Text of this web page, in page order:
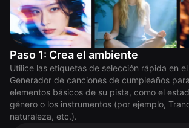
Paso 1: Crea el ambiente
Utilice las etiquetas de selección rápida en
Generador de canciones de cumpleaños
elementos básicos de su pista, como el
género o los instrumentos (por ejemplo,
naturaleza, etc.).